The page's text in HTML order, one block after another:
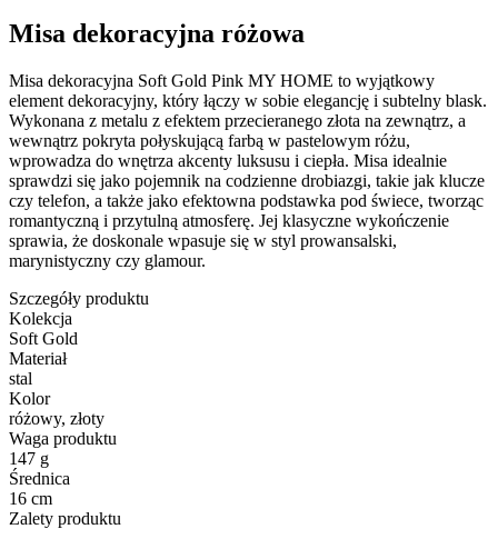
Misa dekoracyjna różowa
Misa dekoracyjna Soft Gold Pink MY HOME to wyjątkowy
element dekoracyjny, który łączy w sobie elegancję i subtelny blask.
Wykonana z metalu z efektem przecieranego złota na zewnątrz, a
wewnątrz pokryta połyskującą farbą w pastelowym różu,
wprowadza do wnętrza akcenty luksusu i ciepła. Misa idealnie
sprawdzi się jako pojemnik na codzienne drobiazgi, takie jak klucze
czy telefon, a także jako efektowna podstawka pod świece, tworząc
romantyczną i przytulną atmosferę. Jej klasyczne wykończenie
sprawia, że doskonale wpasuje się w styl prowansalski,
marynistyczny czy glamour.
Szczegóły produktu
Kolekcja
Soft Gold
Materiał
stal
Kolor
różowy, złoty
Waga produktu
147 g
Średnica
16 cm
Zalety produktu